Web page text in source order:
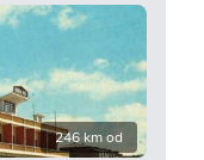
246 km od